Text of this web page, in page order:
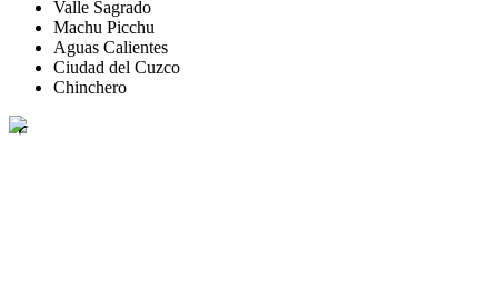
Valle Sagrado
Machu Picchu
Aguas Calientes
Ciudad del Cuzco
Chinchero